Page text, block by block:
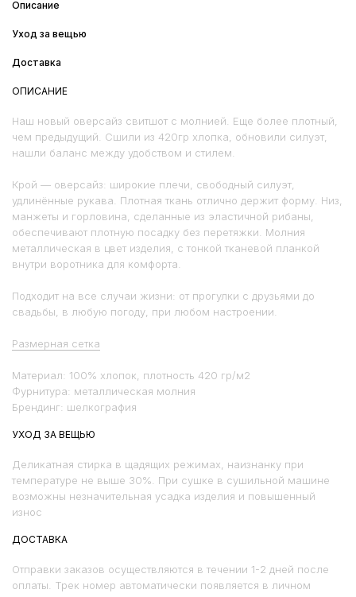
Описание
Уход за вещью
Доставка
ОПИСАНИЕ
Наш новый оверсайз свитшот с молнией. Еще более плотный,
чем предыдущий. Сшили из 420гр хлопка, обновили силуэт,
нашли баланс между удобством и стилем.
Крой — оверсайз: широкие плечи, свободный силуэт,
удлинённые рукава. Плотная ткань отлично держит форму. Низ,
манжеты и горловина, сделанные из эластичной рибаны,
обеспечивают плотную посадку без перетяжки. Молния
металлическая в цвет изделия, с тонкой тканевой планкой
внутри воротника для комфорта.
Подходит на все случаи жизни: от прогулки с друзьями до
свадьбы, в любую погоду, при любом настроении.
Размерная сетка
Материал: 100% хлопок, плотность 420 гр/м2
Фурнитура: металлическая молния
Брендинг: шелкография
УХОД ЗА ВЕЩЬЮ
Деликатная стирка в щадящих режимах, наизнанку при
температуре не выше 30%. При сушке в сушильной машине
возможны незначительная усадка изделия и повышенный
износ
ДОСТАВКА
Отправки заказов осуществляются в течении 1-2 дней после
оплаты. Трек номер автоматически появляется в личном